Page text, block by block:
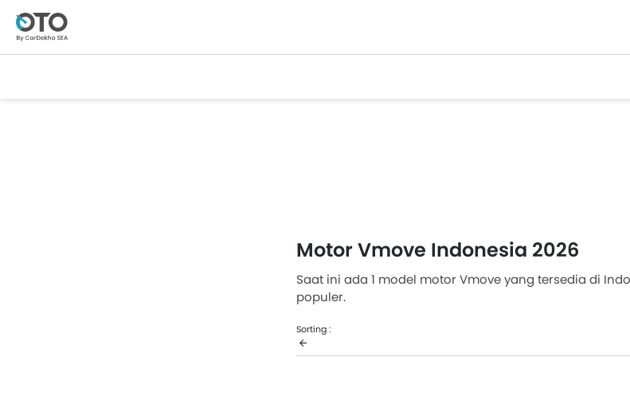
Motor Vmove Indonesia 2026
Saat ini ada 1 model motor Vmove yang tersedia di
populer.
Murah di Dealer motor Vmove Terdekat.
Sorting :